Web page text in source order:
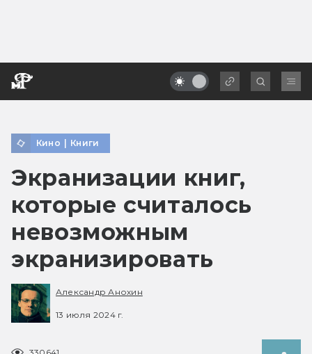
Кино | Книги
Экранизации книг,
которые считалось
невозможным
экранизировать
Александр Анохин
13 июля 2024 г.